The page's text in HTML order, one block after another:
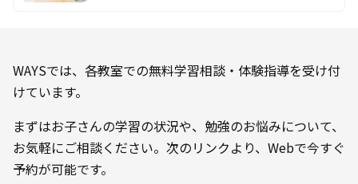
WAYSでは、各教室での無料学習相談・体験指導を受け付
けています。
まずはお子さんの学習の状況や、勉強のお悩みについて、
お気軽にご相談ください。次のリンクより、Webで今すぐ
予約が可能です。